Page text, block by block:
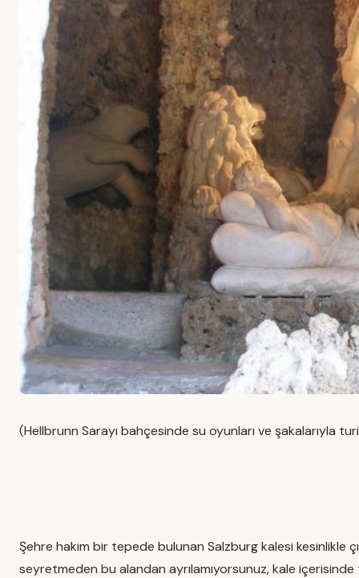
(Hellbrunn Sarayı bahçesinde su oyunları ve şakalarıyla
Şehre hakim bir tepede bulunan Salzburg kalesi kesinlikle
seyretmeden bu alandan ayrılamıyorsunuz, kale